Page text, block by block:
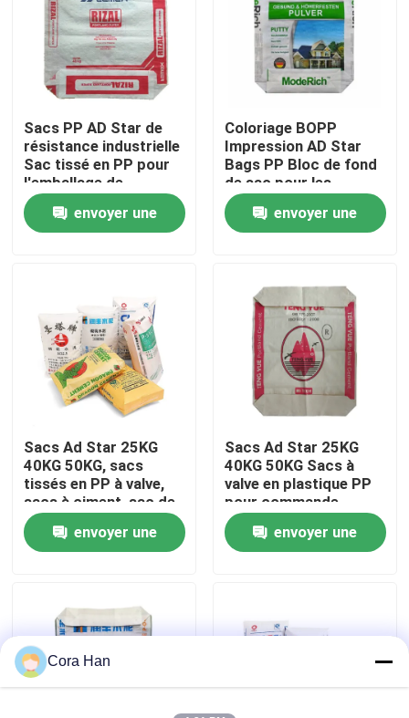
Maison
Au sujet de nous
Visite d'usine
Contrôle de qualité
Contactez-nous
Nouvelles
Sacs de empaquetage de ciment
Sacs PP AD Star de
résistance industrielle
Sac tissé en PP pour
l'emballage de
mélanges secs
envoyer une
Coloriage BOPP
Impression AD Star
Bags PP Bloc de fond
de sac pour les
mélanges secs
Emballage fabrication
chinoise
envoyer une
Sacs Ad Star 25KG
40KG 50KG, sacs
tissés en PP à valve,
sacs à ciment, sac de
ciment pour l'industrie
chimiqueenvoyer une
Sacs Ad Star 25KG
40KG 50KG Sacs à
valve en plastique PP
pour commande
personnalisée et
scellage avec poignée
thermosoudable
envoyer une
Cora Han